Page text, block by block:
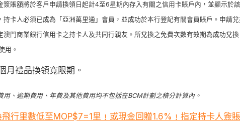
賬額將於客戶申請換領日起計4至6星期內存入有關之信用卡賬戶內，並顯示於
持卡人必須已成為「亞洲萬里通」會員，並成功於本行登記有關會員賬戶。申請
門商業銀行信用卡之持卡人及共同行親友。所兌換之免費次數有效期為成功兌
用。
月禮品換領寬限期。
、逾期費用、年費及其他費用均不包括在BCM計劃之積分計算內。
飛行里數低至MOP$7=1里﹗或現金回贈1.6%﹗指定持卡人簽